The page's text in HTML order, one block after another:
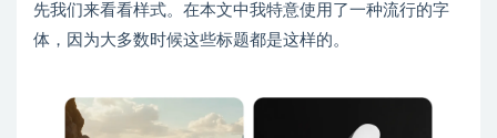
先我们来看看样式。在本文中我特意使用了一种流行的字
体，因为大多数时候这些标题都是这样的。